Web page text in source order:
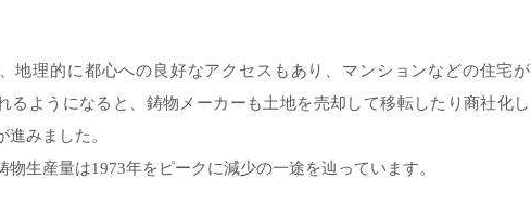
地理的に都心への良好なアクセスもあり、マンションなどの住宅が
るようになると、鋳物メーカーも土地を売却して移転したり商社化し
進みました。
物生産量は1973年をピークに減少の一途を辿っています。